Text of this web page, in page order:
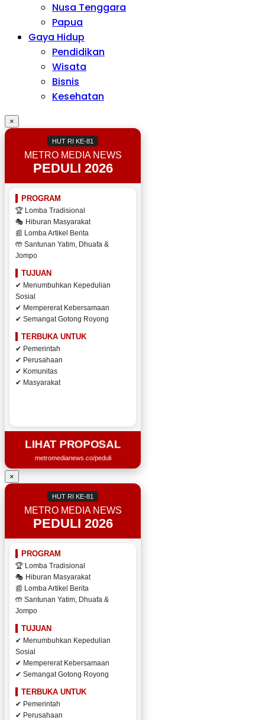
Nusa Tenggara
Papua
Gaya Hidup
Pendidikan
Wisata
Bisnis
Kesehatan
×
HUT RI KE-81
METRO MEDIA NEWS
PEDULI 2026
PROGRAM
🏆 Lomba Tradisional
🎭 Hiburan Masyarakat
📰 Lomba Artikel Berita
🤲 Santunan Yatim, Dhuafa &
Jompo
TUJUAN
✔ Menumbuhkan Kepedulian
Sosial
✔ Mempererat Kebersamaan
✔ Semangat Gotong Royong
TERBUKA UNTUK
✔ Pemerintah
✔ Perusahaan
✔ Komunitas
✔ Masyarakat
LIHAT PROPOSAL
metromedianews.co/peduli
×
HUT RI KE-81
METRO MEDIA NEWS
PEDULI 2026
PROGRAM
🏆 Lomba Tradisional
🎭 Hiburan Masyarakat
📰 Lomba Artikel Berita
🤲 Santunan Yatim, Dhuafa &
Jompo
TUJUAN
✔ Menumbuhkan Kepedulian
Sosial
✔ Mempererat Kebersamaan
✔ Semangat Gotong Royong
TERBUKA UNTUK
✔ Pemerintah
✔ Perusahaan